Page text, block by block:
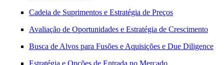
Cadeia de Suprimentos e Estratégia de Preços
Avaliação de Oportunidades e Estratégia de Crescimento
Busca de Alvos para Fusões e Aquisições e Due Diligence
Estratégia e Opções de Entrada no Mercado